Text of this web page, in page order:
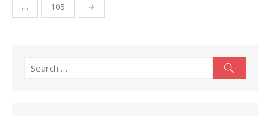
… 105 →
Search